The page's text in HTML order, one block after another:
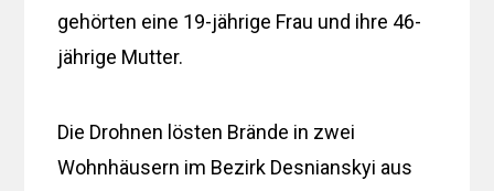
gehörten eine 19-jährige Frau und ihre 46-
jährige Mutter.
Die Drohnen lösten Brände in zwei
Wohnhäusern im Bezirk Desnianskyi aus